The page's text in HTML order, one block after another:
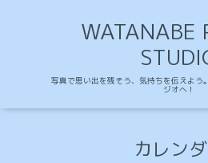
WATANABE
写真で思い出を残そう、気持ちを伝えよう
ジオへ！
カレン